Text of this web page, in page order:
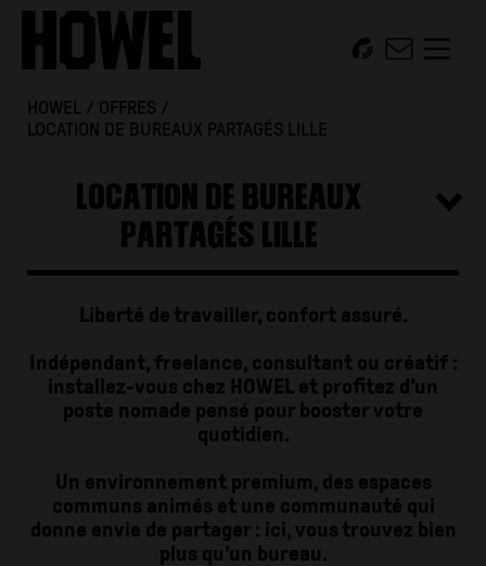
HOWEL / OFFRES /
LOCATION DE BUREAUX PARTAGÉS LILLE
LOCATION DE BUREAUX
PARTAGÉS LILLE
Liberté de travailler, confort assuré.
Indépendant, freelance, consultant ou créatif :
installez-vous chez HOWEL et profitez d’un
poste nomade pensé pour booster votre
quotidien.
Un environnement premium, des espaces
communs animés et une communauté qui
donne envie de partager : ici, vous trouvez bien
plus qu’un bureau.